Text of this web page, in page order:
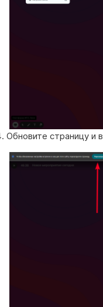
Обновите страницу и